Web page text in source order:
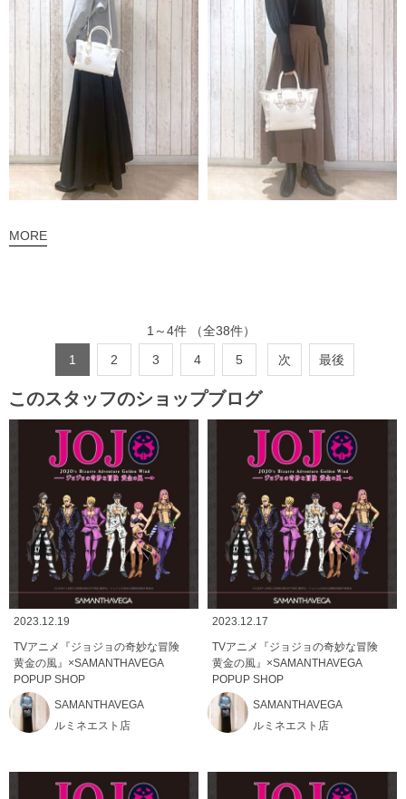
MORE
1 ～4件 （全38件）
1
2 3 4 5 次 最後
このスタッフのショップブログ
2023.12.19
TVアニメ『ジョジョの奇妙な冒険
黄金の風』×SAMANTHAVEGA
POPUP SHOP
SAMANTHAVEGA
ルミネエスト店
2023.12.17
TVアニメ『ジョジョの奇妙な冒険
黄金の風』×SAMANTHAVEGA
POPUP SHOP
SAMANTHAVEGA
ルミネエスト店